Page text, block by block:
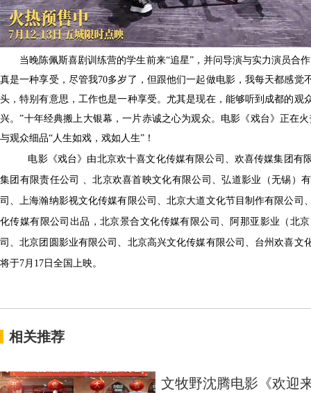
当晚陈佩斯喜剧训练营的学生前来“追星”， 并问导演与实力演员合
真是一种享受 ，尽管我70多岁了，但跟他们一起做电影，我每天都感觉
头，特别有意思，工作也是一种享受。尤其是现在，能够听到成都的观
兴。”十年经典搬上大银幕，一片赤诚之心为观众。电影《戏台》正在
与观众细品“人生如戏，戏如人生”！
电影《戏台》由北京欢十喜文化传媒有限公司、欢喜传媒集团有
集团有限责任公司 、北京欢喜首映文化有限公司、弘道影业（无锡）
司、上海瀚纳影视文化传媒有限公司、北京大道文化节目制作有限公司
化传媒有限公司出品，北京景合文化传媒有限公司、阿那亚影业（北
司、北京团圆影业有限公司、北京高兴文化传媒有限公司、台州欢喜文
将于7月17日全国上映。
相关推荐
文牧野沈腾电影《欢迎